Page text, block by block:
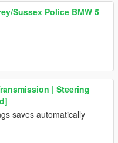
Sussex Police BMW 5
| Steering
saves automatically